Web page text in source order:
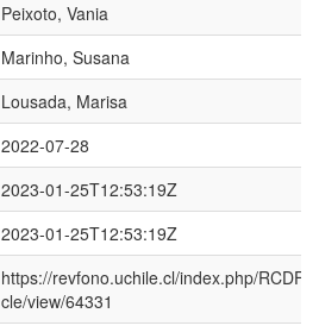
Peixoto, Vania
Marinho, Susana
Lousada, Marisa
2022-07-28
2023-01-25T12:53:19Z
2023-01-25T12:53:19Z
https://revfono.uchile.cl/index.php/RCDF/
cle/view/64331